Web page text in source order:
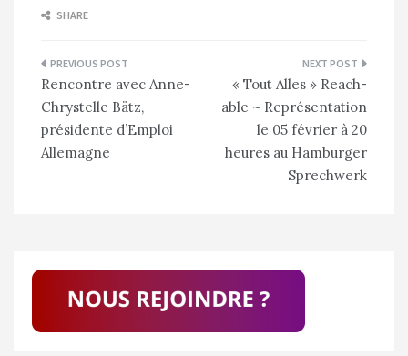
SHARE
Navigation
de
l’article
Rencontre avec Anne-
Chrystelle Bätz,
présidente d’Emploi
Allemagne
« Tout Alles » Reach-
able ~ Représentation
le 05 février à 20
heures au Hamburger
Sprechwerk